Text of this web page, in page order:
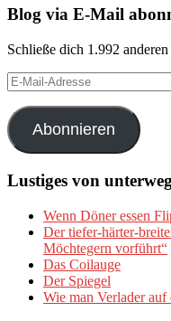
Blog via E-Mail
Schließe dich 1.992
E-
Mail-
Adresse
Abonnieren
Lustiges von
Wenn Döner essen
Der tiefer-härter-
Möchtegern vorführt“
Das Coilauge
Der Spiegel
Wie man Verlader